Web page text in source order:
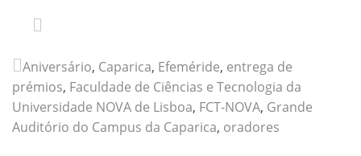
Aniversário, Caparica, Efeméride, entrega de
prémios, Faculdade de Ciências e Tecnologia da
Universidade NOVA de Lisboa, FCT-NOVA, Grande
Auditório do Campus da Caparica, oradores